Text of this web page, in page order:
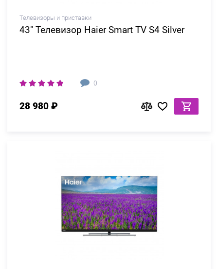
Телевизоры и приставки
43" Телевизор Haier Smart TV S4 Silver
0
28 980 ₽